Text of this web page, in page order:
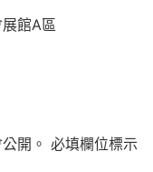
館A區
開。 必填欄位標示